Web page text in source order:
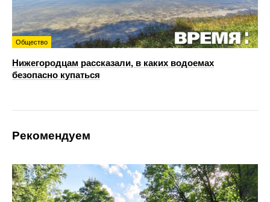
Общество
Нижегородцам рассказали, в каких водоемах
безопасно купаться
Рекомендуем